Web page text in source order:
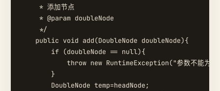
     * 添加节点
     * @param doubleNode
     */
    public void add(DoubleNode doubleNode){
        if (doubleNode == null){
throw new RuntimeException("参数不能为空
        }
        DoubleNode temp=headNode;